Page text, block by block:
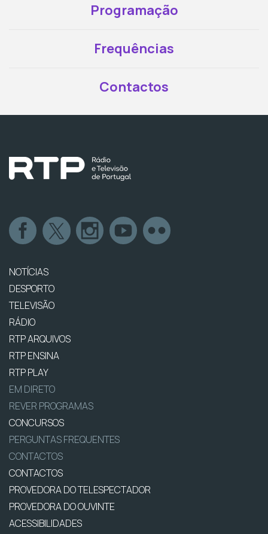
Programação
Frequências
Contactos
NOTÍCIAS
DESPORTO
TELEVISÃO
RÁDIO
RTP ARQUIVOS
RTP ENSINA
RTP PLAY
EM DIRETO
REVER PROGRAMAS
CONCURSOS
PERGUNTAS FREQUENTES
CONTACTOS
CONTACTOS
PROVEDORA DO TELESPECTADOR
PROVEDORA DO OUVINTE
ACESSIBILIDADES